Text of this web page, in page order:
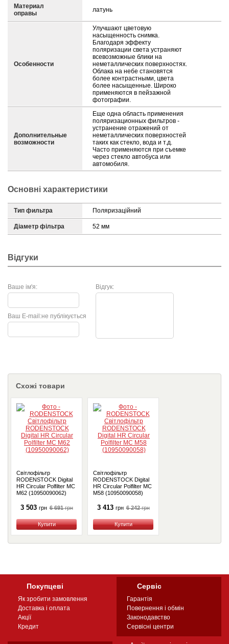
Материал
оправы
латунь
Особенности
Улучшают цветовую
насыщенность снимка.
Благодаря эффекту
поляризации света устраняют
всевозможные блики на
неметаллических поверхностях.
Облака на небе становятся
более контрастными, цвета
более насыщенные. Широко
применяются в пейзажной
фотографии.
Дополнительные
возможности
Еще одна область применения
поляризационных фильтров -
устранение отражений от
неметаллических поверхностей
таких как стекло, вода и т.д.
Часто применяются при съемке
через стекло автобуса или
автомобиля.
Основні характеристики
Тип фильтра Поляризаційний
Діаметр фільтра 52 мм
Відгуки
Ваше ім'я: Відгук:
не публікується
Ваш E-mail:
Схожі товари
Світлофільтр
RODENSTOCK Digital
HR Circular Polfilter MC
M62 (10950090062)
3 503 грн 6 691грн
Купити
Світлофільтр
RODENSTOCK Digital
HR Circular Polfilter MC
M58 (10950090058)
3 413 грн 6 242грн
Купити
Покупцеві
Як зробити замовлення
Доставка і оплата
Акції
Кредит
Сервіс
Гарантія
Повернення і обмін
Законодавство
Сервісні центри